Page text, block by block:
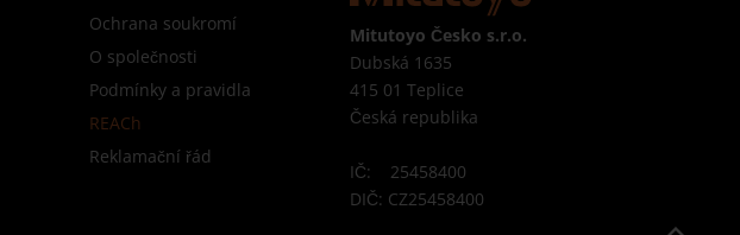
Ochrana soukromí
O společnosti
Podmínky a pravidla
REACh
Reklamační řád
Mitutoyo Česko s.r.o.
Dubská 1635
415 01 Teplice
Česká republika
IČ: 25458400
DIČ: CZ25458400